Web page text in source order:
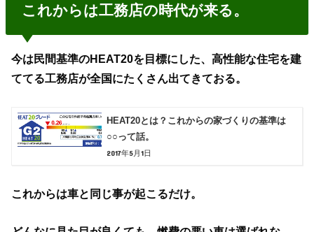
これからは工務店の時代が来る。
今は民間基準のHEAT20を目標にした、高性能な住宅を建
ててる工務店が全国にたくさん出てきておる。
HEAT20とは？これからの家づくりの基準は
○○って話。
2017年5月1日
これからは車と同じ事が起こるだけ。